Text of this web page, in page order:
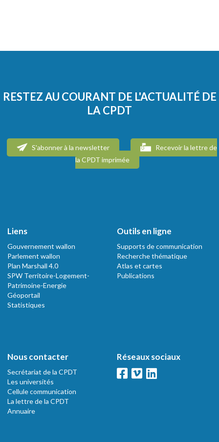
RESTEZ AU COURANT DE L'ACTUALITÉ DE
LA CPDT
S'abonner à la newsletter
Recevoir la lettre de
la CPDT imprimée
Liens
Gouvernement wallon
Parlement wallon
Plan Marshall 4.0
SPW Territoire-Logement-
Patrimoine-Energie
Géoportail
Statistiques
Outils en ligne
Supports de communication
Recherche thématique
Atlas et cartes
Publications
Nous contacter
Secrétariat de la CPDT
Les universités
Cellule communication
La lettre de la CPDT
Annuaire
Réseaux sociaux